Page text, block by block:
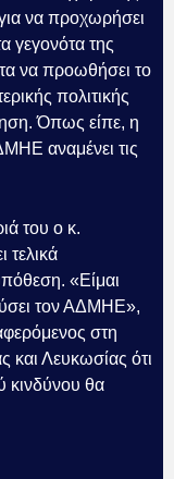
να προχωρήσει
γεγονότα της
να προωθήσει το
πολιτικής
Όπως είπε, η
αναμένει τις
του ο κ.
«Είμαι
τον ΑΔΜΗΕ»,
στη
και Λευκωσίας ότι
κινδύνου θα